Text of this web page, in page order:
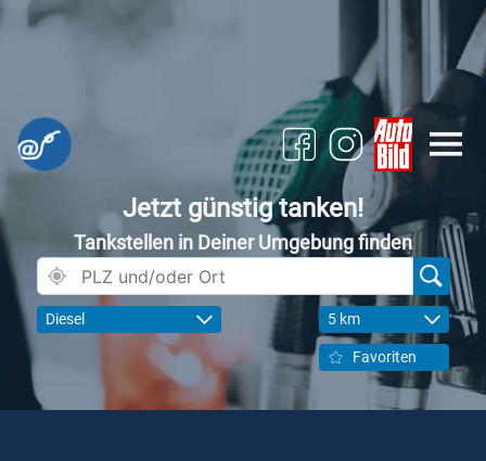
Jetzt günstig tanken!
Tankstellen in Deiner Umgebung finden
Diesel 5 km
Favoriten